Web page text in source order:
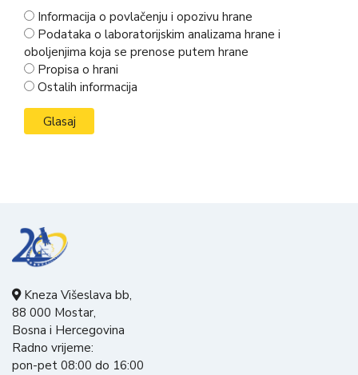
Informacija o povlačenju i opozivu hrane
Podataka o laboratorijskim analizama hrane i
oboljenjima koja se prenose putem hrane
Propisa o hrani
Ostalih informacija
Kneza Višeslava bb,
88 000 Mostar,
Bosna i Hercegovina
Radno vrijeme:
pon-pet 08:00 do 16:00